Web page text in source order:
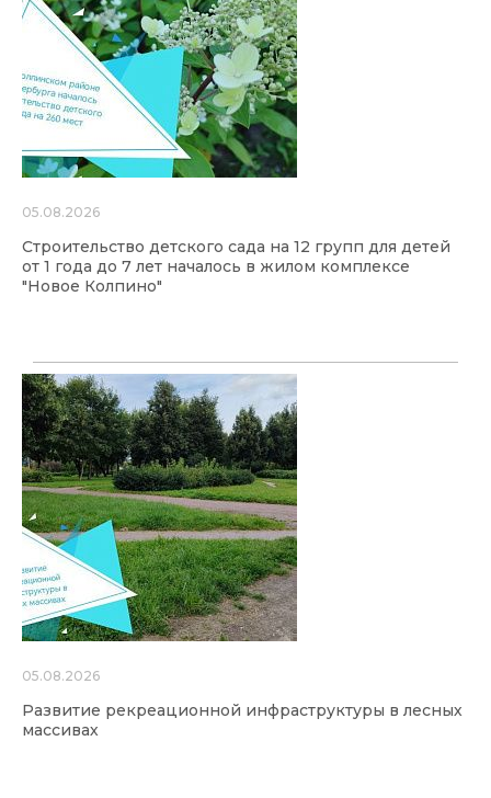
05.08.2026
Строительство детского сада на 12 групп для детей
от 1 года до 7 лет началось в жилом комплексе
"Новое Колпино"
05.08.2026
Развитие рекреационной инфраструктуры в лесных
массивах